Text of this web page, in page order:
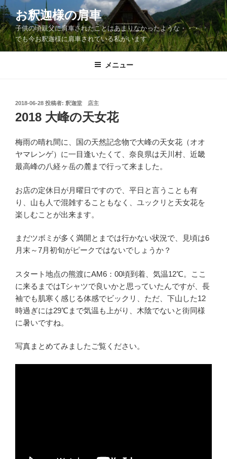
コ
ン
テ
ン
ツ
お釈迦様の肩車
子供の頃親父に肩車されたことはあまりなかったような・・・
でも今お釈迦様に肩車されている私がいます
メニュー
投
稿
日:
2018-06-28 投稿者: 釈迦堂 店主
2018 大峰の天女花
梅雨の晴れ間に、国の天然記念物で大峰の天女花（オオ
ヤマレンゲ）に一目逢いたくて、奈良県は天川村、近畿
最高峰の八経ヶ岳の麓まで行って来ました。
お店の定休日が月曜日ですので、平日と言うことも有
り、山も人で混雑することもなく、ユックリと天女花を
楽しむことが出来ます。
まだツボミが多く満開とまでは行かない状況で、見頃は6
月末～7月初旬がピークではないでしょうか？
スタート地点の熊渡にAM6：00頃到着、気温12℃。ここ
に来るまではTシャツで良いかと思っていたんですが、長
袖でも肌寒く感じる体感でビックリ、ただ、下山した12
時過ぎには29℃まで気温も上がり、木陰でないと街同様
に暑いですね。
写真まとめてみましたご覧ください。